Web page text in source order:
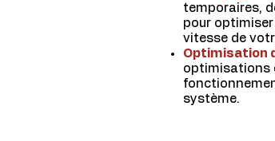
temporaires,
pour optimiser
vitesse de
Optimisation
optimisations
système.